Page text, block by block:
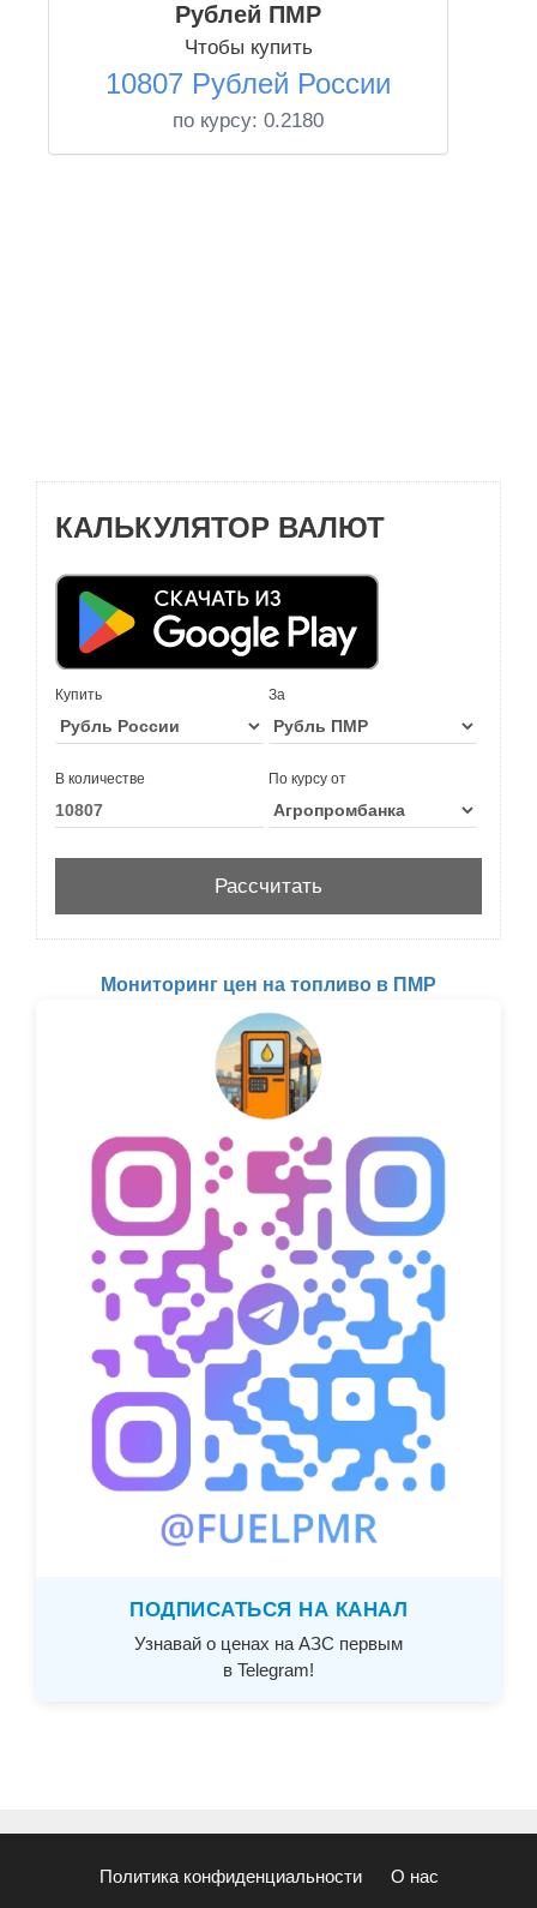
Рублей ПМР
Чтобы купить
10807 Рублей России
по курсу: 0.2180
КАЛЬКУЛЯТОР ВАЛЮТ
Купить За
В количестве По курсу от
Мониторинг цен на топливо в ПМР
ПОДПИСАТЬСЯ НА КАНАЛ
Узнавай о ценах на АЗС первым
в Telegram!
Политика конфиденциальности О нас